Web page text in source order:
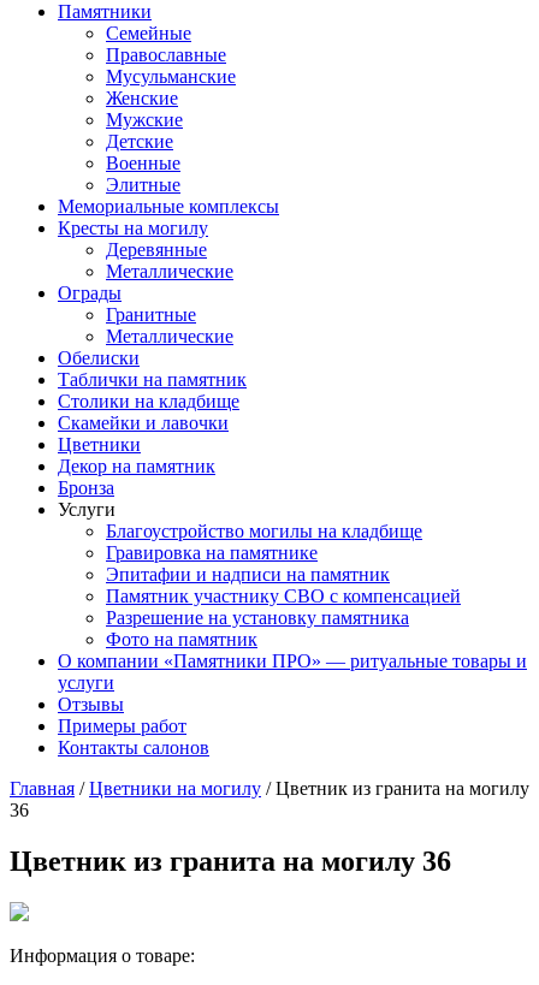
Памятники
Семейные
Православные
Мусульманские
Женские
Мужские
Детские
Военные
Элитные
Мемориальные комплексы
Кресты на могилу
Деревянные
Металлические
Ограды
Гранитные
Металлические
Обелиски
Таблички на памятник
Столики на кладбище
Скамейки и лавочки
Цветники
Декор на памятник
Бронза
Услуги
Благоустройство могилы на кладбище
Гравировка на памятнике
Эпитафии и надписи на памятник
Памятник участнику СВО с компенсацией
Разрешение на установку памятника
Фото на памятник
О компании «Памятники ПРО» — ритуальные товары и
услуги
Отзывы
Примеры работ
Контакты салонов
Главная /Цветники на могилу /Цветник из гранита на могилу
36
Цветник из гранита на могилу 36
Информация о товаре: